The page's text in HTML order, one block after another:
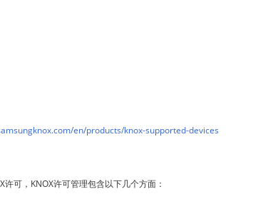
en/products/knox-supported-devices
可，KNOX许可管理包含以下几个方面：